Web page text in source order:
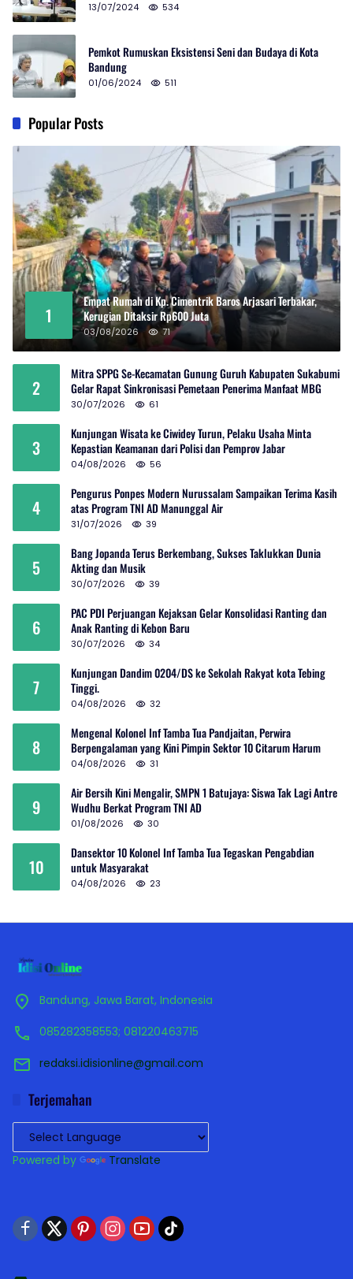
13/07/2024 534
Pemkot Rumuskan Eksistensi Seni dan Budaya di Kota
Bandung
01/06/2024 511
Popular Posts
1
Empat Rumah di Kp. Cimentrik Baros Arjasari Terbakar,
Kerugian Ditaksir Rp600 Juta
03/08/2026 71
2
Mitra SPPG Se-Kecamatan Gunung Guruh Kabupaten Sukabumi
Gelar Rapat Sinkronisasi Pemetaan Penerima Manfaat MBG
30/07/2026 61
3
Kunjungan Wisata ke Ciwidey Turun, Pelaku Usaha Minta
Kepastian Keamanan dari Polisi dan Pemprov Jabar
04/08/2026 56
4
Pengurus Ponpes Modern Nurussalam Sampaikan Terima Kasih
atas Program TNI AD Manunggal Air
31/07/2026 39
5
Bang Jopanda Terus Berkembang, Sukses Taklukkan Dunia
Akting dan Musik
30/07/2026 39
6
PAC PDI Perjuangan Kejaksan Gelar Konsolidasi Ranting dan
Anak Ranting di Kebon Baru
30/07/2026 34
7
Kunjungan Dandim 0204/DS ke Sekolah Rakyat kota Tebing
Tinggi.
04/08/2026 32
8
Mengenal Kolonel Inf Tamba Tua Pandjaitan, Perwira
Berpengalaman yang Kini Pimpin Sektor 10 Citarum Harum
04/08/2026 31
9
Air Bersih Kini Mengalir, SMPN 1 Batujaya: Siswa Tak Lagi Antre
Wudhu Berkat Program TNI AD
01/08/2026 30
10
Dansektor 10 Kolonel Inf Tamba Tua Tegaskan Pengabdian
untuk Masyarakat
04/08/2026 23
Bandung, Jawa Barat, Indonesia
085282358553; 081220463715
redaksi.idisionline@gmail.com
Terjemahan
Powered by Translate